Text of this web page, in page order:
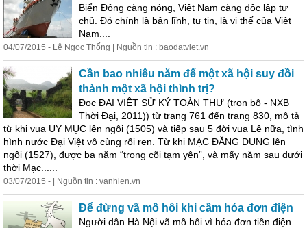
Biển Đông càng nóng, Việt Nam càng độc lập tự
chủ. Đó chính là bản lĩnh, tự tin , là vị thế của Việt
Nam....
04/07/2015 - Lê Ngọc Thống | Nguồn tin : baodatviet.vn
Cần bao nhiêu năm để một xã hội suy đồi
thành một xã hội thình trị?
Đọc ĐẠI VIỆT SỬ KÝ TOÀN THƯ (trọn bộ - NXB
Thời Đại, 2011)) từ trang 761 đến trang 830, mô tả
từ khi vua UY MỤC lên ngôi (1505) và tiếp sau 5 đời vua Lê nữa, tình
hình nước Đại Việt vô cùng rối ren. Từ khi MẠC ĐĂNG DUNG lên
ngôi (1527), được ba năm “trong cõi tạm yên”, và mấy năm sau dưới
thời Mạc......
03/07/2015 - | Nguồn tin : vanhien.vn
Để đừng vã mồ hôi khi cầm hóa đơn điện
Người dân Hà Nội vã mồ hôi vì hóa đơn tiền điện